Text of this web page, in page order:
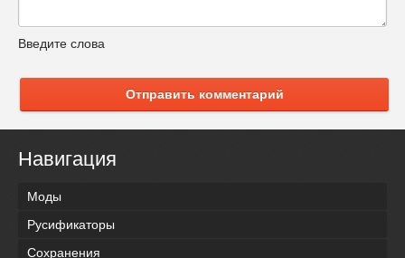
Введите слова
Отправить комментарий
Навигация
Моды
Русификаторы
Сохранения